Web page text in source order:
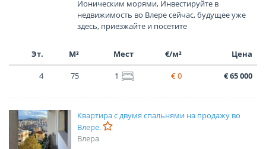
Ионическим морями, Инвестируйте в
недвижимость во Влере сейчас, будущее уже
здесь, приезжайте и посетите
Эт. М² Мест €/м² Цена
4 75 1 € 0 € 65 000
Квартира с двумя спальнями на продажу во
Влере.
Влера